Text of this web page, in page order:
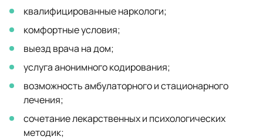
квалифицированные наркологи;
комфортные условия;
выезд врача на дом;
услуга анонимного кодирования;
возможность амбулаторного и стационарного
лечения;
сочетание лекарственных и психологических
методик;